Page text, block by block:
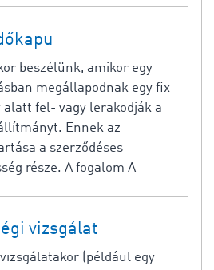
beszélünk, amikor egy
megállapodnak egy fix
alatt fel- vagy lerakodják a
Ennek az
a szerződéses
része. A fogalom A
vizsgálat
(például egy